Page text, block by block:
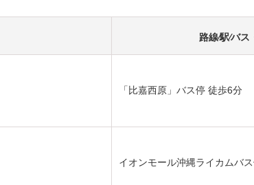
路線⁄駅⁄バ
「比嘉西原」バス停 徒歩6分
イオンモール沖縄ライカムバ